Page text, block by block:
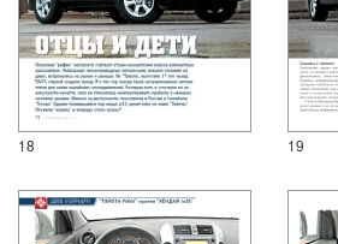
18 19